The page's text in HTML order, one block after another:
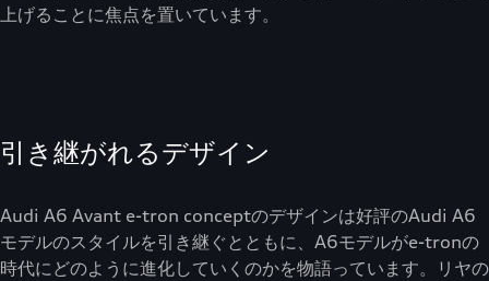
上げることに焦点を置いています。
引き継がれるデザイン
Audi A6 Avant e-tron conceptのデザインは好評のAudi A6
モデルのスタイルを引き継ぐとともに、A6モデルがe-tronの
時代にどのように進化していくのかを物語っています。リヤの